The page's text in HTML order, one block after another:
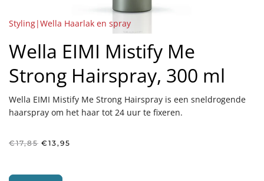
Styling|Wella Haarlak en spray
Wella EIMI Mistify Me
Strong Hairspray, 300 ml
Wella EIMI Mistify Me Strong Hairspray is een sneldrogende
haarspray om het haar tot 24 uur te fixeren.
€17,85 Oorspronkelijke
€ 13,95